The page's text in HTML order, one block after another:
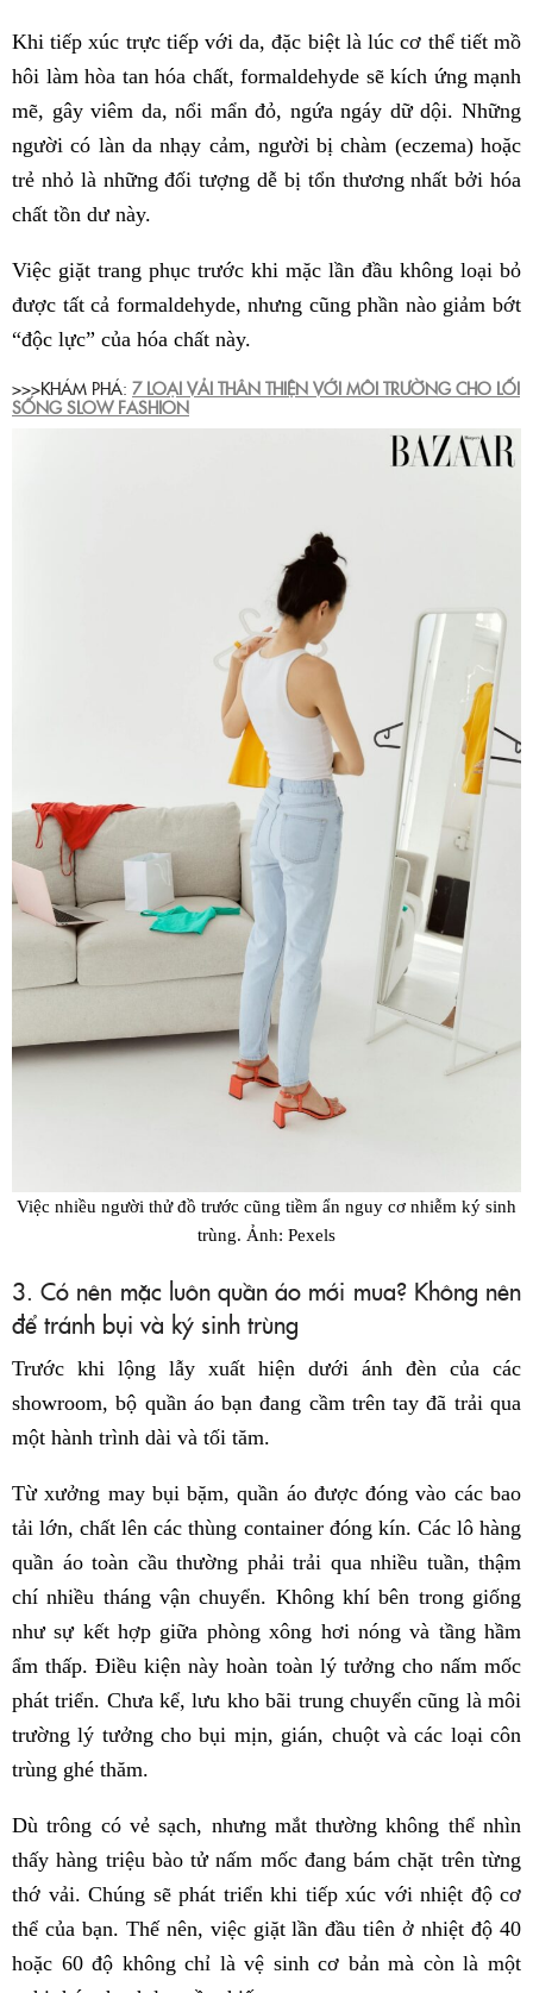
Khi tiếp xúc trực tiếp với da, đặc biệt là lúc cơ thể tiết mồ
hôi làm hòa tan hóa chất, formaldehyde sẽ kích ứng mạnh
mẽ, gây viêm da, nổi mẩn đỏ, ngứa ngáy dữ dội. Những
người có làn da nhạy cảm, người bị chàm (eczema) hoặc
trẻ nhỏ là những đối tượng dễ bị tổn thương nhất bởi hóa
chất tồn dư này.
Việc giặt trang phục trước khi mặc lần đầu không loại bỏ
được tất cả formaldehyde, nhưng cũng phần nào giảm bớt
“độc lực” của hóa chất này.
>>>KHÁM PHÁ: 7 LOẠI VẢI THÂN THIỆN VỚI MÔI TRƯỜNG CHO LỐI
SỐNG SLOW FASHION
Việc nhiều người thử đồ trước cũng tiềm ẩn nguy cơ nhiễm ký sinh
trùng. Ảnh: Pexels
3. Có nên mặc luôn quần áo mới mua? Không nên
để tránh bụi và ký sinh trùng
Trước khi lộng lẫy xuất hiện dưới ánh đèn của các
showroom, bộ quần áo bạn đang cầm trên tay đã trải qua
một hành trình dài và tối tăm.
Từ xưởng may bụi bặm, quần áo được đóng vào các bao
tải lớn, chất lên các thùng container đóng kín. Các lô hàng
quần áo toàn cầu thường phải trải qua nhiều tuần, thậm
chí nhiều tháng vận chuyển. Không khí bên trong giống
như sự kết hợp giữa phòng xông hơi nóng và tầng hầm
ẩm thấp. Điều kiện này hoàn toàn lý tưởng cho nấm mốc
phát triển. Chưa kể, lưu kho bãi trung chuyển cũng là môi
trường lý tưởng cho bụi mịn, gián, chuột và các loại côn
trùng ghé thăm.
Dù trông có vẻ sạch, nhưng mắt thường không thể nhìn
thấy hàng triệu bào tử nấm mốc đang bám chặt trên từng
thớ vải. Chúng sẽ phát triển khi tiếp xúc với nhiệt độ cơ
thể của bạn. Thế nên, việc giặt lần đầu tiên ở nhiệt độ 40
hoặc 60 độ không chỉ là vệ sinh cơ bản mà còn là một